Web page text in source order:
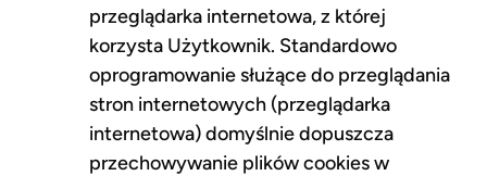
przeglądarka internetowa, z której
korzysta Użytkownik. Standardowo
oprogramowanie służące do przeglądania
stron internetowych (przeglądarka
internetowa) domyślnie dopuszcza
przechowywanie plików cookies w